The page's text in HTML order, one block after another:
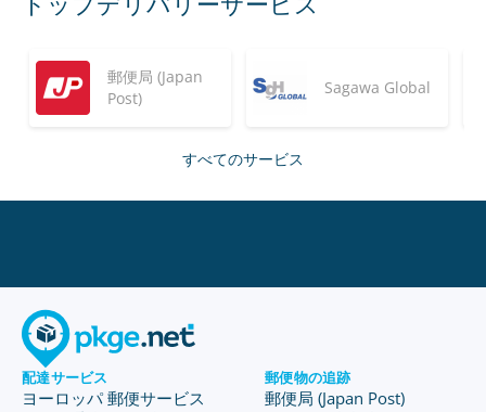
郵便局 (Japan
Post)
Sagawa Global
すべてのサービス
配達サービス
ヨーロッパ 郵便サービス
郵便物の追跡
郵便局 (Japan Post)